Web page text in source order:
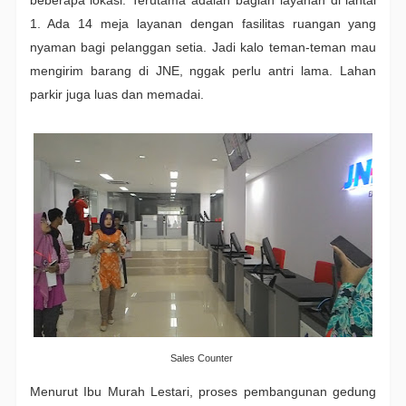
1. Ada 14 meja layanan dengan fasilitas ruangan yang
nyaman bagi pelanggan setia. Jadi kalo teman-teman mau
mengirim barang di JNE, nggak perlu antri lama. Lahan
parkir juga luas dan memadai.
Sales Counter
Menurut Ibu Murah Lestari, proses pembangunan gedung